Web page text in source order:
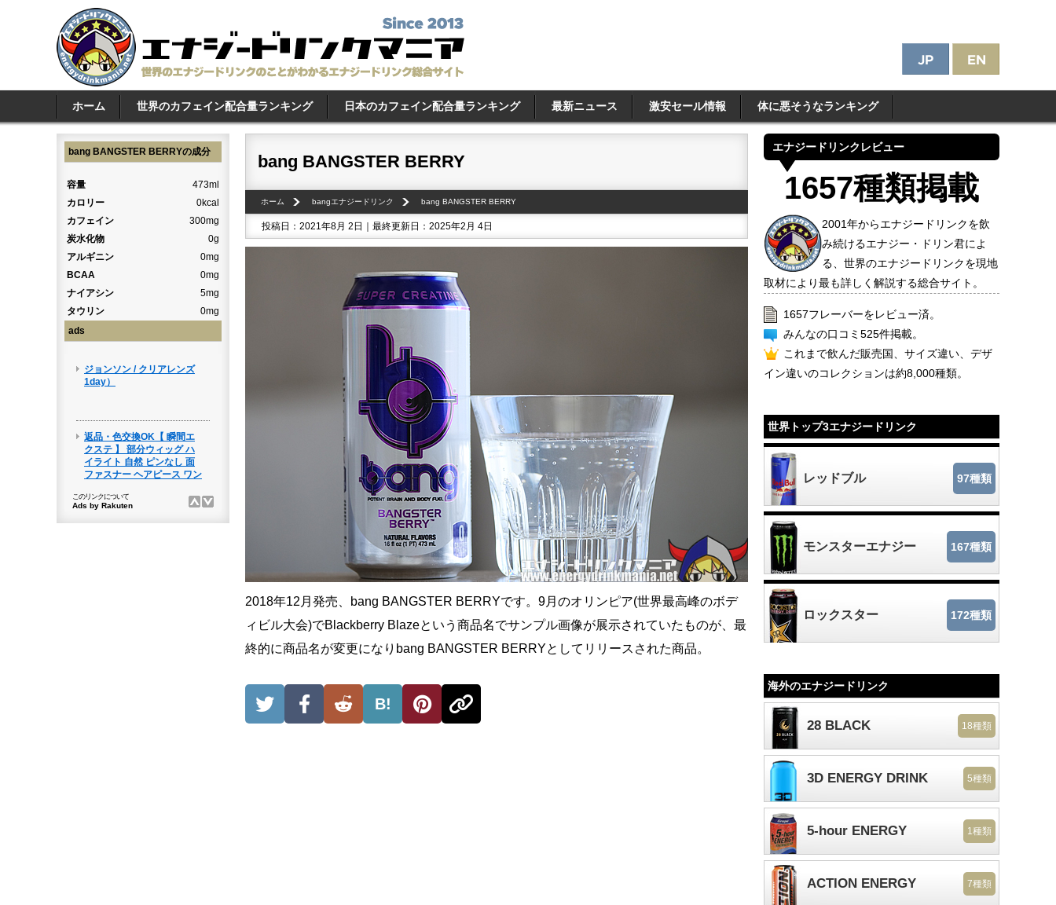
ホーム 世界のカフェイン配合量ランキング 日本のカフェイン配合量ランキング 最新ニュース 激安セール情報 体に悪そうなランキング
bang BANGSTER BERRY
ホーム bangエナジードリンク bang BANGSTER BERRY
投稿日：2021年8月 2日｜最終更新日：2025年2月 4日
2018年12月発売、bang BANGSTER BERRYです。9月のオリンピア(世界最高峰のボデ
ィビル大会)でBlackberry Blazeという商品名でサンプル画像が展示されていたものが、最
終的に商品名が変更になりbang BANGSTER BERRYとしてリリースされた商品。
B!
bang BANGSTER BERRYの成分
容量
473ml
カロリー
0kcal
カフェイン
300mg
炭水化物
0g
アルギニン
0mg
BCAA
0mg
ナイアシン
5mg
タウリン
0mg
ads
エナジードリンクレビュー
1657種類掲載
2001年からエナジードリンクを飲
み続けるエナジー・ドリン君によ
る、世界のエナジードリンクを現地
取材により最も詳しく解説する総合サイト。
1657フレーバーをレビュー済。
みんなの口コミ525件掲載。
これまで飲んだ販売国、サイズ違い、デザ
イン違いのコレクションは約8,000種類。
世界トップ3エナジードリンク
レッドブル 97種類
モンスターエナジー 167種類
ロックスター 172種類
海外のエナジードリンク
28 BLACK 18種類
3D ENERGY DRINK 5種類
5-hour ENERGY 1種類
ACTION ENERGY 7種類